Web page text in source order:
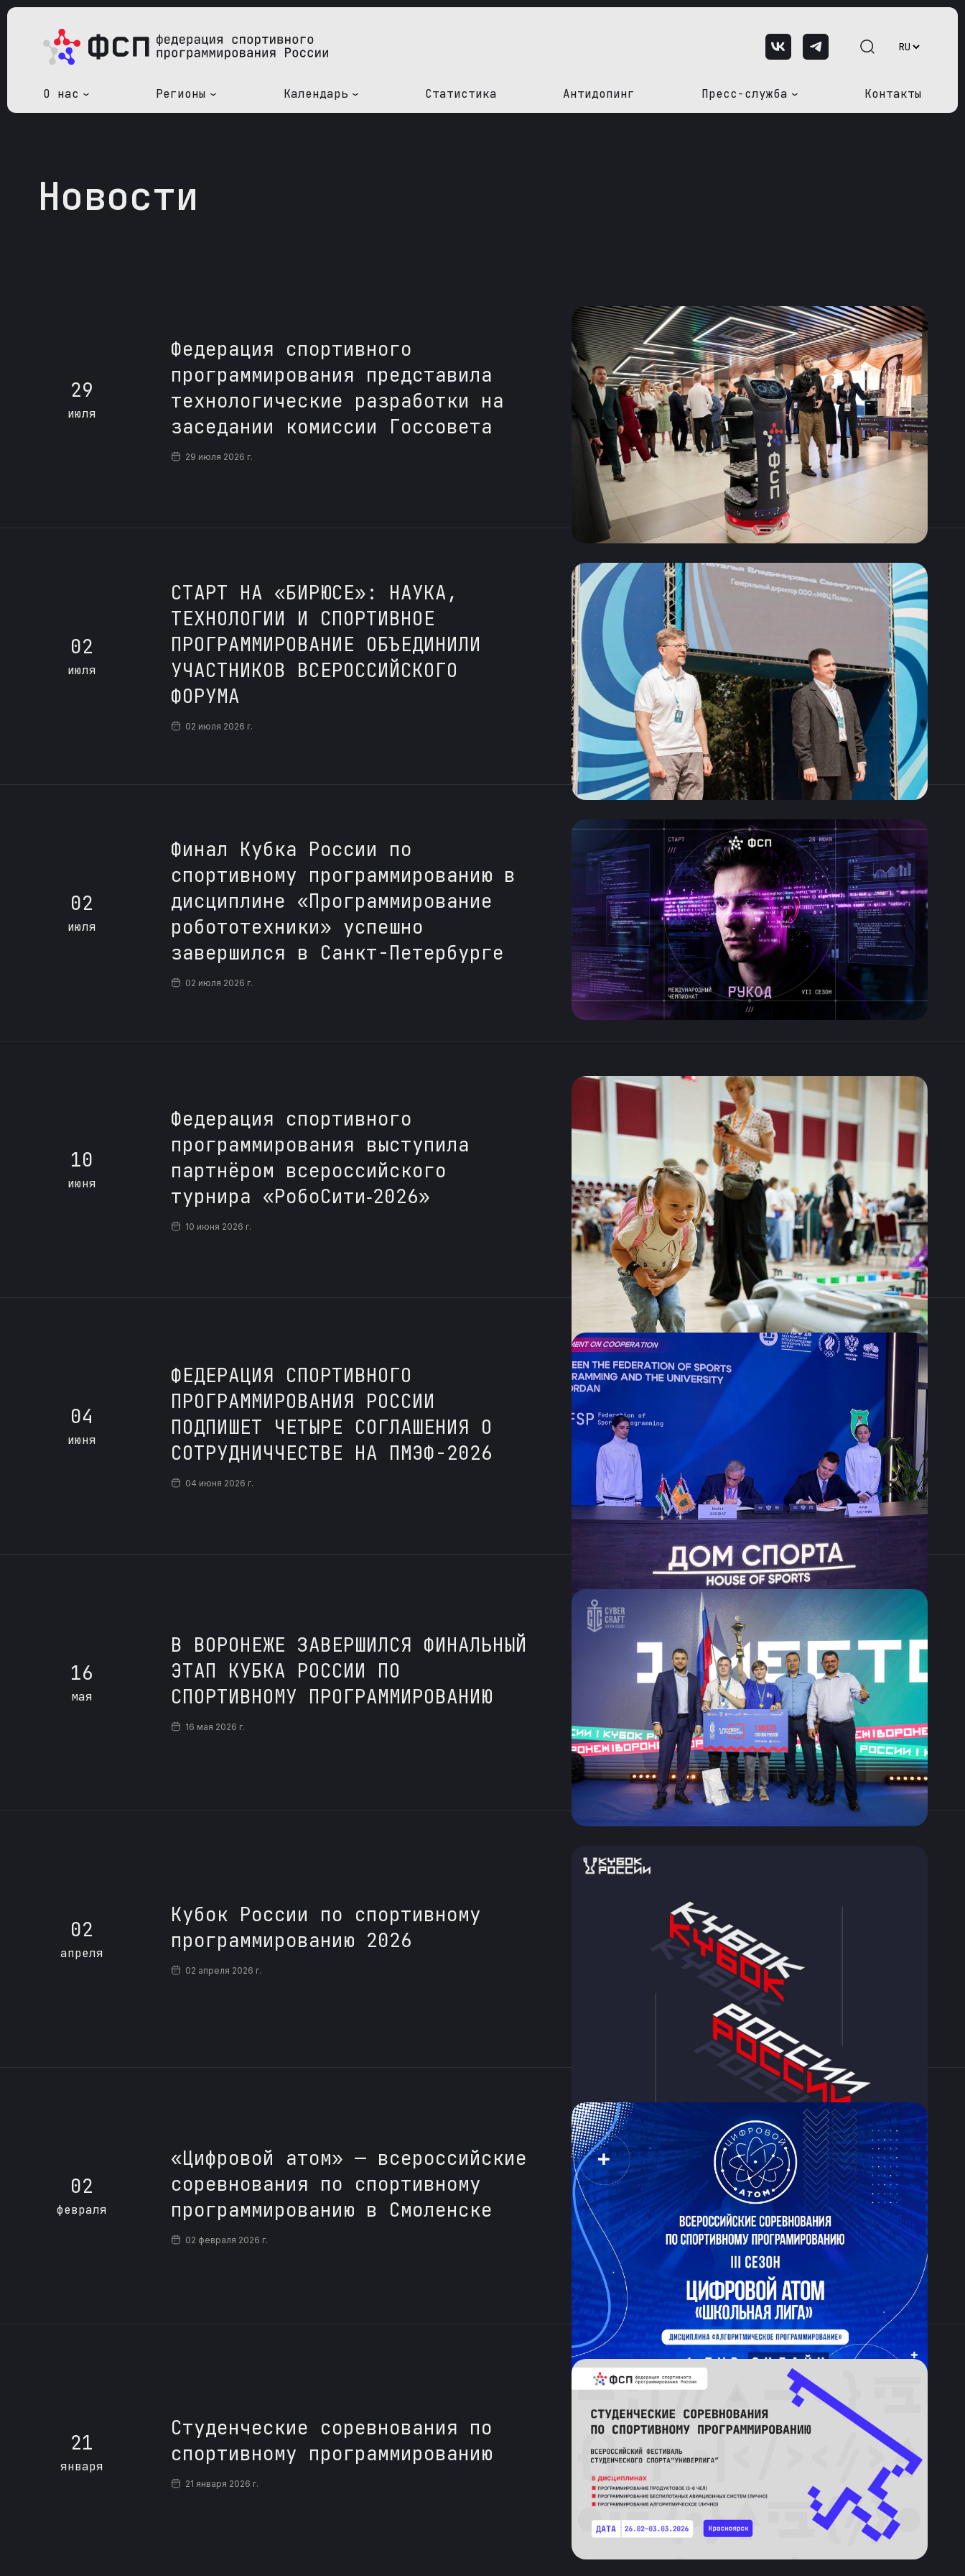
О нас Регионы Календарь Статистика Антидопинг Пресс-служба Контакты
Новости
29
июля
Федерация спортивного
программирования представила
технологические разработки на
заседании комиссии Госсовета
29 июля 2026 г.
02
июля
СТАРТ НА «БИРЮСЕ»: НАУКА,
ТЕХНОЛОГИИ И СПОРТИВНОЕ
ПРОГРАММИРОВАНИЕ ОБЪЕДИНИЛИ
УЧАСТНИКОВ ВСЕРОССИЙСКОГО
ФОРУМА
02 июля 2026 г.
02
июля
Финал Кубка России по
спортивному программированию в
дисциплине «Программирование
робототехники» успешно
завершился в Санкт-Петербурге
02 июля 2026 г.
10
июня
Федерация спортивного
программирования выступила
партнёром всероссийского
турнира «РобоСити‑2026»
10 июня 2026 г.
04
июня
ФЕДЕРАЦИЯ СПОРТИВНОГО
ПРОГРАММИРОВАНИЯ РОССИИ
ПОДПИШЕТ ЧЕТЫРЕ СОГЛАШЕНИЯ О
СОТРУДНИЧЧЕСТВЕ НА ПМЭФ-2026
04 июня 2026 г.
16
мая
В ВОРОНЕЖЕ ЗАВЕРШИЛСЯ ФИНАЛЬНЫЙ
ЭТАП КУБКА РОССИИ ПО
СПОРТИВНОМУ ПРОГРАММИРОВАНИЮ
16 мая 2026 г.
02
апреля
Кубок России по спортивному
программированию 2026
02 апреля 2026 г.
02
февраля
«Цифровой атом» — всероссийские
соревнования по спортивному
программированию в Смоленске
02 февраля 2026 г.
21
января
Студенческие соревнования по
спортивному программированию
21 января 2026 г.